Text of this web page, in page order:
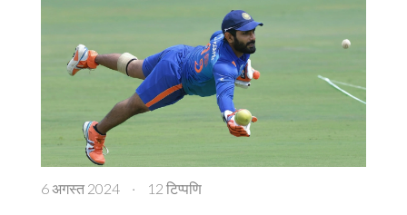
6 अगस्त 2024 · 12 टिप्पणि